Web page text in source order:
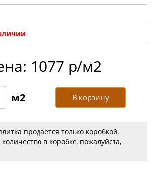
1077 р/м2
В корзину
продается только коробкой.
в коробке, пожалуйста,